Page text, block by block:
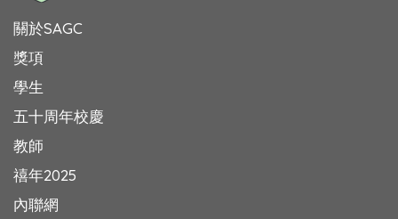
關於SAGC
獎項
學生
五十周年校慶
教師
禧年2025
內聯網